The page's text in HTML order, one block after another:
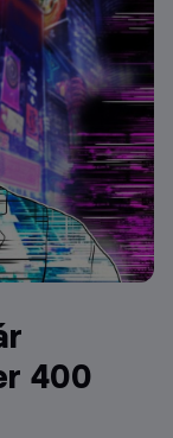
400